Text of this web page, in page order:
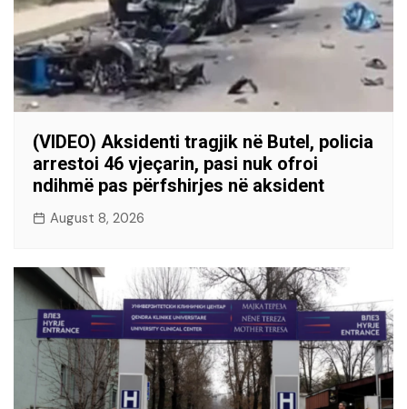
(VIDEO) Aksidenti tragjik në Butel, policia
arrestoi 46 vjeçarin, pasi nuk ofroi
ndihmë pas përfshirjes në aksident
August 8, 2026